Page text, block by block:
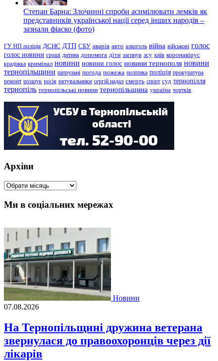
Степан Барна: Злочинні спроби асимілювати лемків як
представників української нації серед інших народів –
зазнали фіаско (фото)
ГУ НП поліція ДСНС ДТП СБУ аварія авто алкоголь війна військові голос
голос новини гроші дитина допомога діти загинув зсу київ коронавірус
крадіжка кримінал новини новини голос новини тернополя новини
тернопільщини патрульні погода пожежа політика поліція прокуратура
ремонт розшук росія рятувальники сергій надал смерть спорт суд тернопілля
тернопіль тернопільські новини тернопільщина україна чортків
Архіви
Архіви
Ми в соціальних мережах
Новини
07.08.2026
На Тернопільщині дружина ветерана
звернулася до правоохоронців через дії
лікарів